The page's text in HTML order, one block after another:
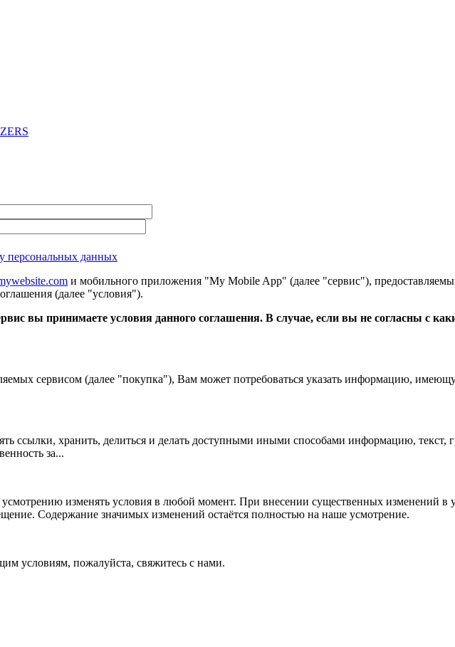
персональных данных
и мобильного приложения "My Mobile App" (далее "сервис"),
(далее "условия").
вы принимаете условия данного соглашения. В случае, если вы не согласны с
сервисом (далее "покупка"), Вам может потребоваться указать информацию,
ссылки, хранить, делиться и делать доступными иными способами информацию, текст,
за...
изменять условия в любой момент. При внесении существенных изменений в
Содержание значимых изменений остаётся полностью на наше усмотрение.
условиям, пожалуйста, свяжитесь с нами.